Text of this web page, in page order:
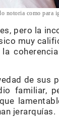
notoria como para
pero la
muy
de sus
familiar,
jerarquías.